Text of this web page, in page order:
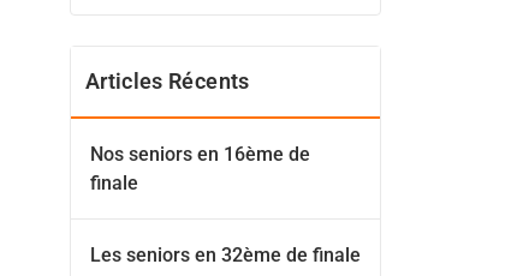
Articles Récents
Nos seniors en 16ème de
finale
Les seniors en 32ème de finale